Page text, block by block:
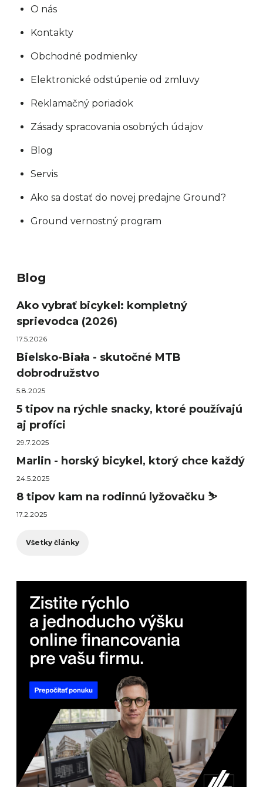
O nás
Kontakty
Obchodné podmienky
Elektronické odstúpenie od zmluvy
Reklamačný poriadok
Zásady spracovania osobných údajov
Blog
Servis
Ako sa dostať do novej predajne Ground?
Ground vernostný program
Blog
Ako vybrať bicykel: kompletný
sprievodca (2026)
17.5.2026
Bielsko-Biała - skutočné MTB
dobrodružstvo
5.8.2025
5 tipov na rýchle snacky, ktoré používajú
aj profíci
29.7.2025
Marlin - horský bicykel, ktorý chce každý
24.5.2025
8 tipov kam na rodinnú lyžovačku ⛷️
17.2.2025
Všetky články